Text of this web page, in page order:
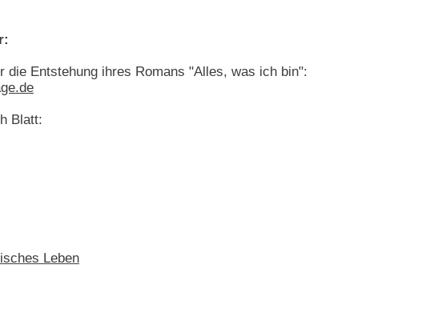
die Entstehung ihres Romans "Alles, was ich bin":
Blatt:
Leben